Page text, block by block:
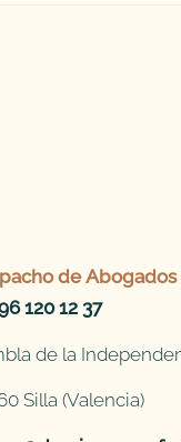
de Abogados
120 12 37
de la
Silla (Valencia)